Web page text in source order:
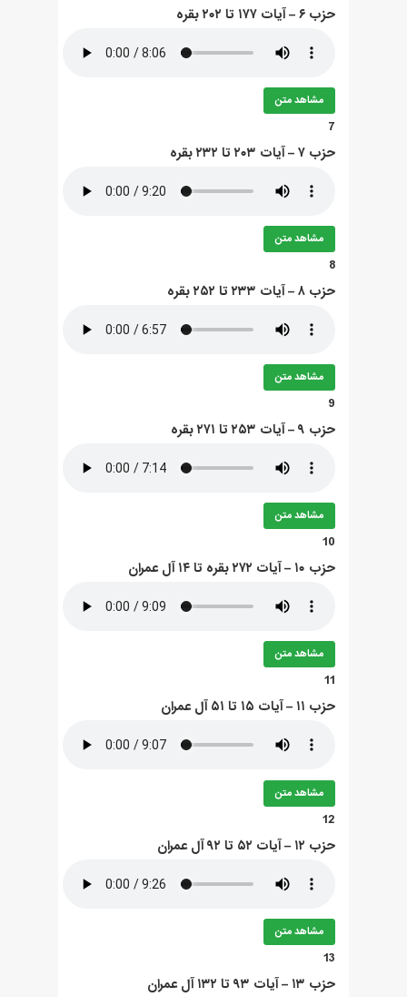
حزب ۶ – آيات ۱۷۷ تا ۲۰۲ بقره
مشاهد متن
7
حزب ۷ – آيات ۲۰۳ تا ۲۳۲ بقره
مشاهد متن
8
حزب ۸ – آيات ۲۳۳ تا ۲۵۲ بقره
مشاهد متن
9
حزب ۹ – آيات ۲۵۳ تا ۲۷۱ بقره
مشاهد متن
10
حزب ۱۰ – آيات ۲۷۲ بقره تا ۱۴ آل عمران
مشاهد متن
11
حزب ۱۱ – آيات ۱۵ تا ۵۱ آل عمران
مشاهد متن
12
حزب ۱۲ – آيات ۵۲ تا ۹۲ آل عمران
مشاهد متن
13
حزب ۱۳ – آيات ۹۳ تا ۱۳۲ آل عمران